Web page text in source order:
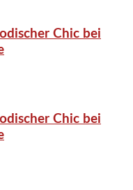
Chic bei
Chic bei